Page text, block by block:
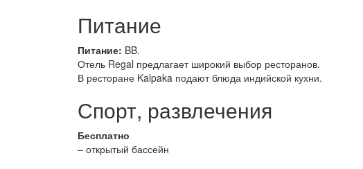
Питание
Питание: BB.
Отель Regal предлагает широкий выбор ресторанов.
В ресторане Kalpaka подают блюда индийской кухни.
Спорт, развлечения
Бесплатно
– открытый бассейн